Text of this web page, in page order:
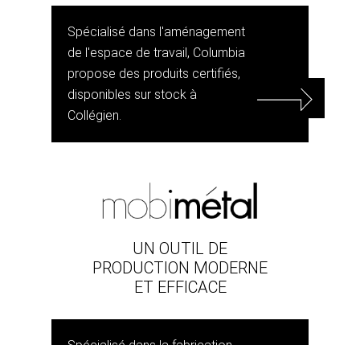
Spécialisé dans l'aménagement
de l'espace de travail, Columbia
propose des produits certifiés,
disponibles sur stock à
Collégien.
UN OUTIL DE
PRODUCTION MODERNE
ET EFFICACE